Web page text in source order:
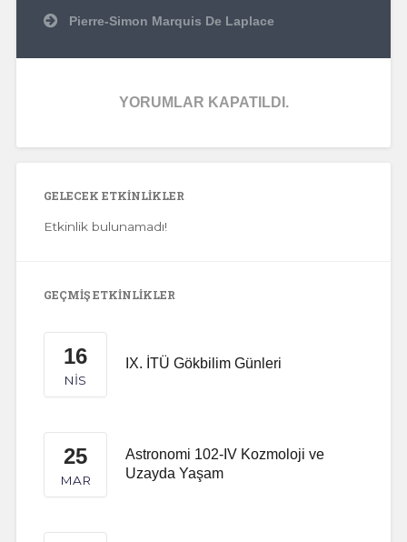
Pierre-Simon Marquis De Laplace
YORUMLAR KAPATILDI.
GELECEK ETKINLIKLER
Etkinlik bulunamadı!
GEÇMIŞ ETKINLIKLER
16
NIS
IX. İTÜ Gökbilim Günleri
25
MAR
Astronomi 102-IV Kozmoloji ve
Uzayda Yaşam